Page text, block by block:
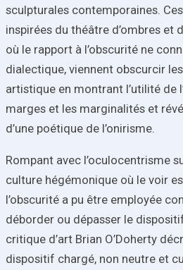
sculpturales contemporaines.
inspirées du théâtre d’ombres et
où le rapport à l’obscurité ne
dialectique, viennent obscurcir
artistique en montrant l’utilité de
marges et les marginalités et
d’une poétique de l’onirisme.
Rompant avec l’oculocentrisme
culture hégémonique où le voir
l’obscurité a pu être employée
déborder ou dépasser le
critique d’art Brian O’Doherty
dispositif chargé, non neutre et